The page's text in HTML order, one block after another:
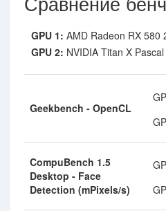
GPU 1: AMD Radeon RX 580
GPU 2: NVIDIA Titan X Pascal
Geekbench - OpenCL
CompuBench 1.5
Desktop - Face
Detection (mPixels/s)